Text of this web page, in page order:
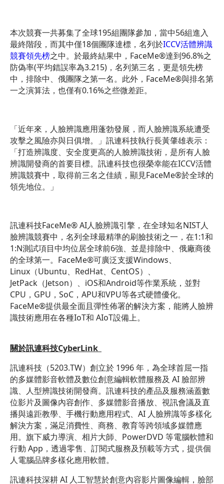
本次競賽一共募集了全球195組團隊參加，當中56組進入
最終階段，而其中僅18個團隊達標，名列於ICCV活體辨識
競賽領先榜之中。於最終結果中，FaceMe®達到96.8%之
防偽率(平均錯誤率為3.215)，名列第三名，更是領先榜
中，排除中、俄團隊之第一名。此外，FaceMe®與排名第
一之演算法，也僅有0.16%之些微差距。
「近年來，人臉辨識應用蓬勃發展，而人臉辨識系統遭受
攻擊之風險亦與日俱增。」訊連科技執行長黃肇雄表示：
「打造辨識度、安全度更高的人臉辨識技術，是所有人臉
辨識開發商的首要目標。訊連科技也很榮幸能在ICCV活體
辨識競賽中，取得前三名之佳績，顯見FaceMe®於全球的
領先地位。」
訊連科技FaceMe® AI人臉辨識引擎，在全球知名NIST人
臉辨識競賽中，名列全球最精準的刷臉技術之一，在1:1和
1:N測試項目中均位居全球前6強、並是排除中、俄廠商後
的全球第一。FaceMe®可廣泛支援Windows、
Linux（Ubuntu、RedHat、CentOS）、
JetPack（Jetson）、iOS和Android等作業系統，並對
CPU，GPU，SoC，APU和VPU等各式硬體優化。
FaceMe®提供最全面且彈性佈署的解決方案，能將人臉辨
識技術應用在各種IoT和 AIoT設備上。
關於訊連科技CyberLink
訊連科技（5203.TW）創立於 1996 年，為全球首屈一指
的多媒體影音軟體及數位創意編輯軟體服務及 AI 臉部辨
識、人型辨識技術開發商。訊連科技的產品及服務涵蓋數
位影片及圖像內容創作、多媒體影音播放、視訊會議及直
播與遠距教學、手機行動應用程式、AI 人臉辨識等多樣化
解決方案，滿足消費性、商務、教育等跨領域多媒體應
用。旗下威力導演、相片大師、PowerDVD 等電腦軟體和
行動 App，透過零售、訂閱式服務及預載等方式，提供個
人電腦品牌多樣化應用軟體。
訊連科技深耕 AI 人工智慧於創意內容影片圖像編輯，臉部